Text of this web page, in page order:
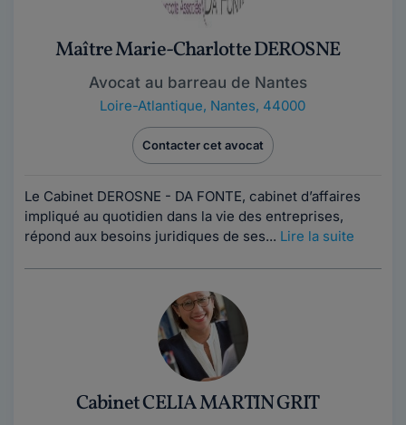
Maître Marie-Charlotte DEROSNE
Avocat au barreau de Nantes
Loire-Atlantique, Nantes, 44000
Contacter cet avocat
Le Cabinet DEROSNE - DA FONTE, cabinet d’affaires
impliqué au quotidien dans la vie des entreprises,
répond aux besoins juridiques de ses... Lire la suite
Cabinet CELIA MARTIN GRIT